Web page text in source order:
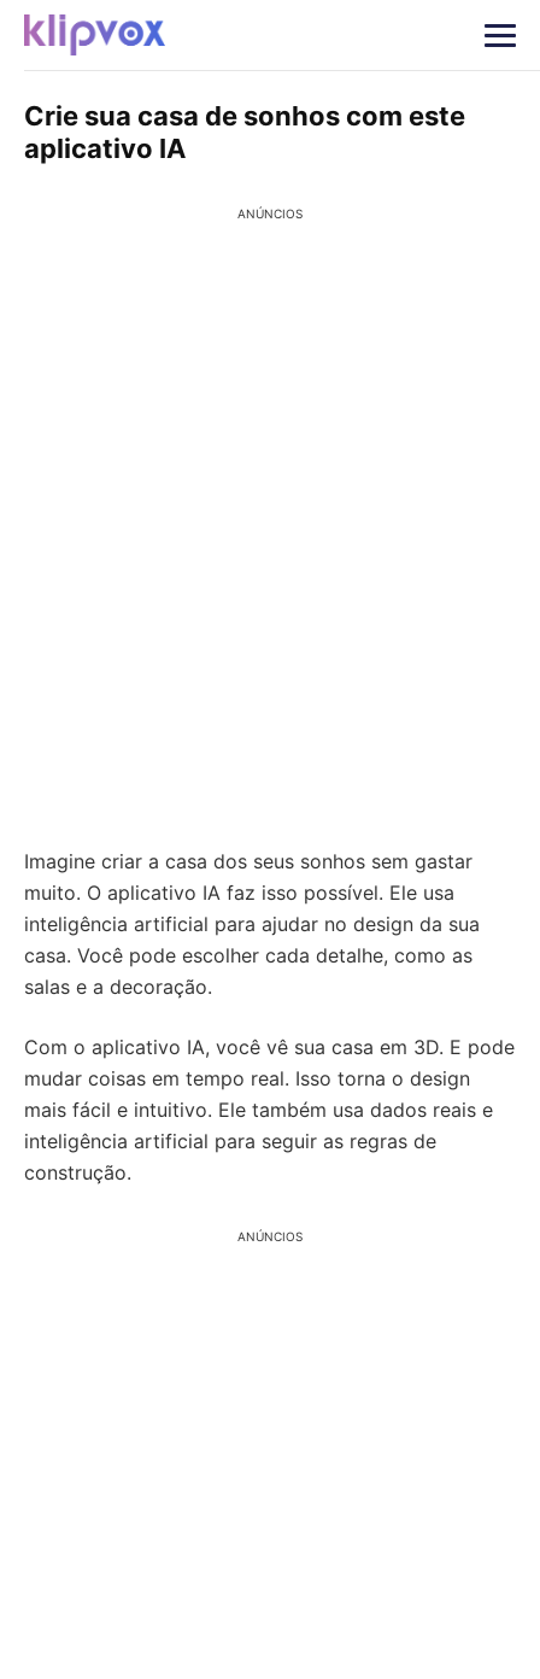
Crie sua casa de sonhos com este
aplicativo IA
ANÚNCIOS
Imagine criar a casa dos seus sonhos sem gastar
muito. O aplicativo IA faz isso possível. Ele usa
inteligência artificial para ajudar no design da sua
casa. Você pode escolher cada detalhe, como as
salas e a decoração.
Com o aplicativo IA, você vê sua casa em 3D. E pode
mudar coisas em tempo real. Isso torna o design
mais fácil e intuitivo. Ele também usa dados reais e
inteligência artificial para seguir as regras de
construção.
ANÚNCIOS